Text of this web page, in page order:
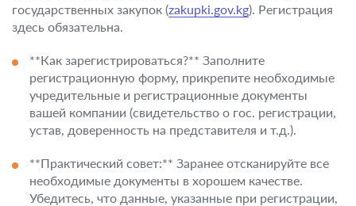
государственных закупок (zakupki.gov.kg). Регистрация
здесь обязательна.
**Как зарегистрироваться?** Заполните
регистрационную форму, прикрепите необходимые
учредительные и регистрационные документы
вашей компании (свидетельство о гос. регистрации,
устав, доверенность на представителя и т.д.).
**Практический совет:** Заранее отсканируйте все
необходимые документы в хорошем качестве.
Убедитесь, что данные, указанные при регистрации,